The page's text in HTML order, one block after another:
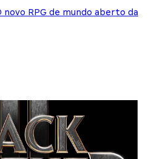
novo RPG de mundo aberto da